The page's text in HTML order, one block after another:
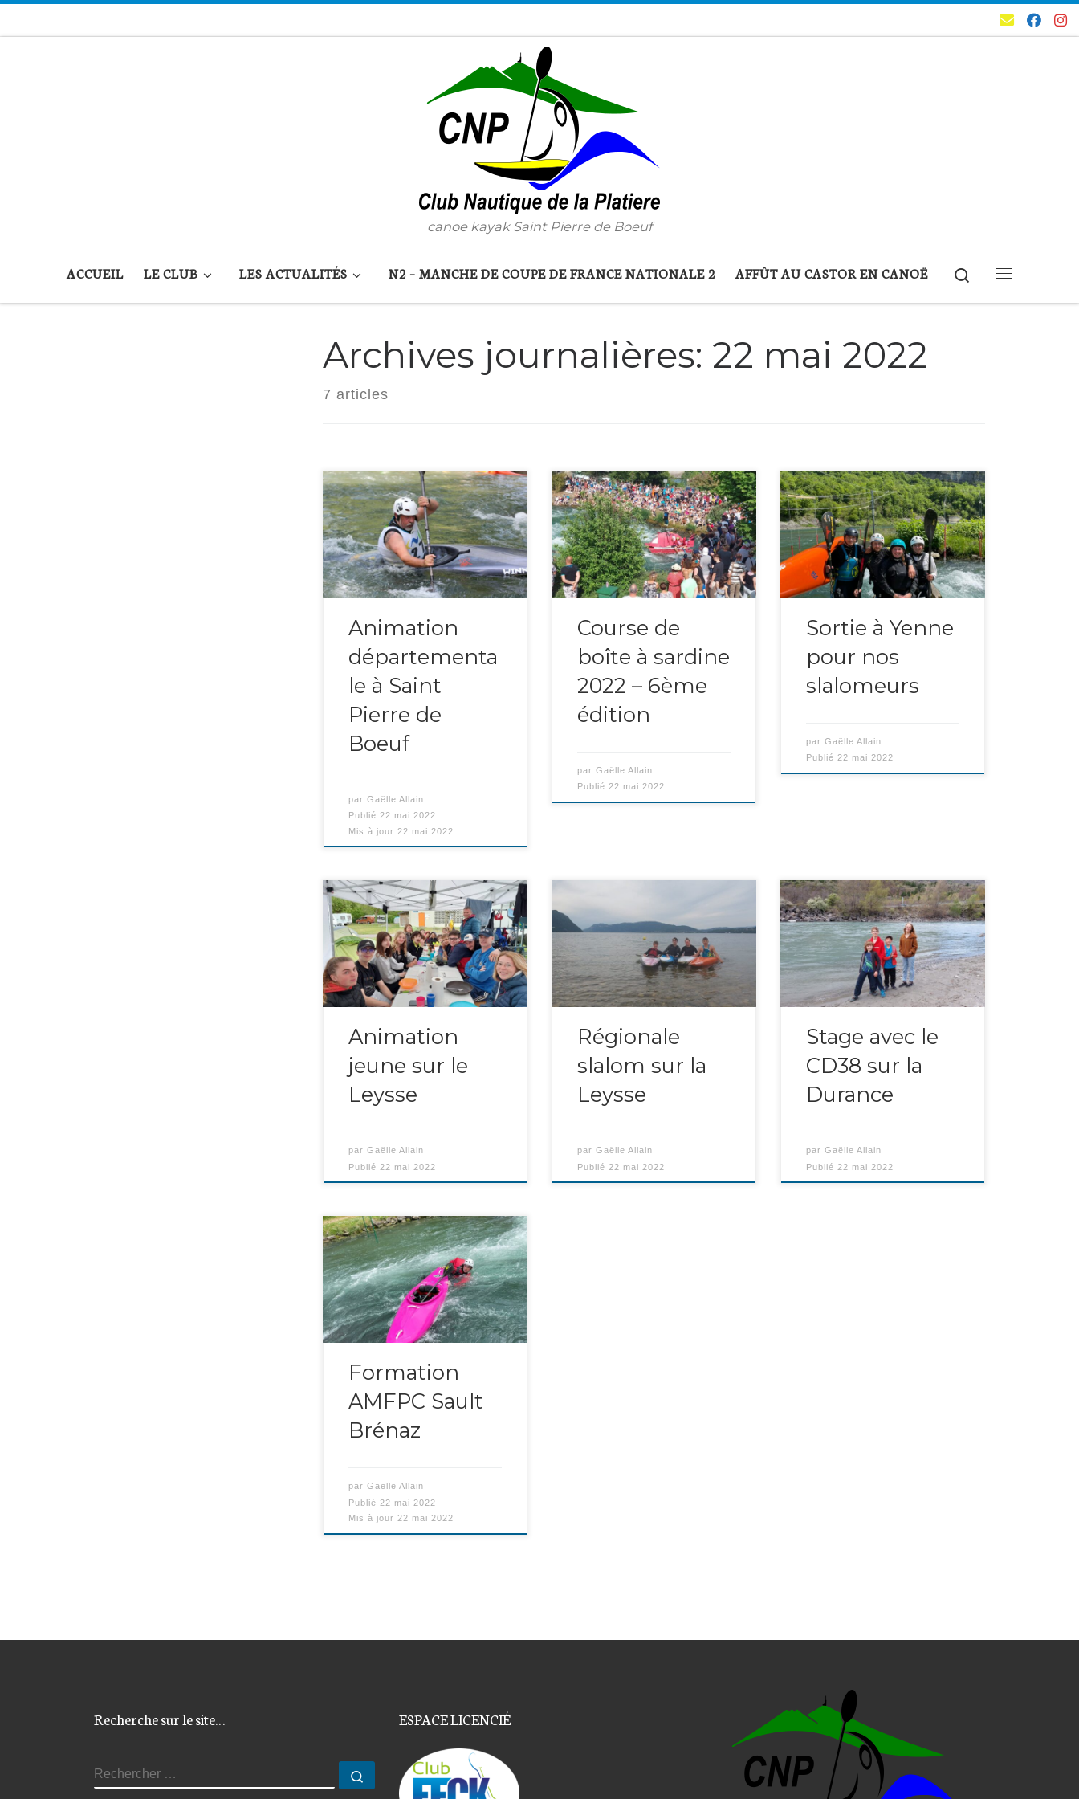
canoe kayak Saint Pierre de Boeuf
ACCUEIL LE CLUB LES ACTUALITÉS N2 – MANCHE DE COUPE DE FRANCE NATIONALE 2 AFFÛT AU CASTOR EN CANOË
Search
Archives journalières: 22 mai 2022
7 articles
Ce samedi 21 mai 2022 se
déroulait sur le bas […]
Animation
départementa
le à Saint
Pierre de
Boeuf
par Gaëlle Allain
Publié 22 mai 2022
Mis à jour 22 mai 2022
Le samedi 14 mai 2022 se tenait la
6ème édition […]
Course de
boîte à sardine
2022 – 6ème
édition
par Gaëlle Allain
Publié 22 mai 2022
Judith, Mathieu et Gaëlle sont
allée faire une séance de […]
Sortie à Yenne
pour nos
slalomeurs
par Gaëlle Allain
Publié 22 mai 2022
Animation jeune pour le club
nautique de la platière sur […]
Animation
jeune sur le
Leysse
par Gaëlle Allain
Publié 22 mai 2022
Le samedi 30 avril, nos jeunes
compétiteurs ont participé à […]
Régionale
slalom sur la
Leysse
par Gaëlle Allain
Publié 22 mai 2022
4 membres du club, Océane,
Louison, Victor et Gaëlle, ont […]
Stage avec le
CD38 sur la
Durance
par Gaëlle Allain
Publié 22 mai 2022
Trois jeunes du club, Mathieu,
Judith et Dorian ont participé […]
Formation
AMFPC Sault
Brénaz
par Gaëlle Allain
Publié 22 mai 2022
Mis à jour 22 mai 2022
Recherche sur le site…
RECHERCHER Rechercher …
ESPACE LICENCIÉ